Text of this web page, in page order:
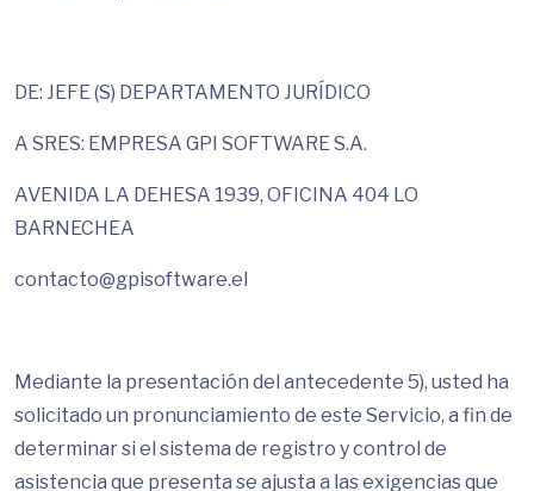
DE: JEFE (S) DEPARTAMENTO JURÍDICO
A SRES: EMPRESA GPI SOFTWARE S.A.
AVENIDA LA DEHESA 1939, OFICINA 404 LO
BARNECHEA
contacto@gpisoftware.el
Mediante la presentación del antecedente 5), usted ha
solicitado un pronunciamiento de este Servicio, a fin de
determinar si el sistema de registro y control de
asistencia que presenta se ajusta a las exigencias que